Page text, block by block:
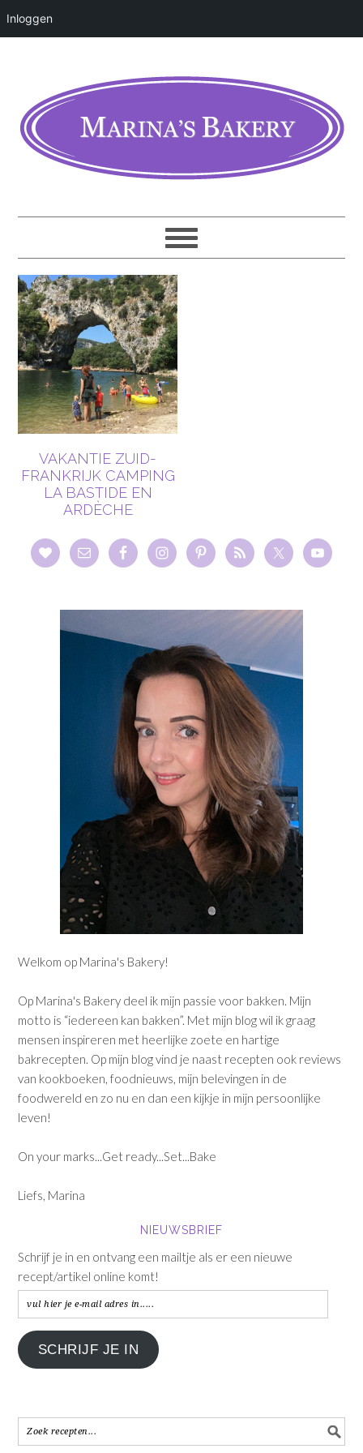
Inloggen
VAKANTIE ZUID-
FRANKRIJK CAMPING
LA BASTIDE EN
ARDÈCHE
Welkom op Marina's Bakery!
Op Marina's Bakery deel ik mijn passie voor bakken. Mijn
motto is “iedereen kan bakken”. Met mijn blog wil ik graag
mensen inspireren met heerlijke zoete en hartige
bakrecepten. Op mijn blog vind je naast recepten ook reviews
van kookboeken, foodnieuws, mijn belevingen in de
foodwereld en zo nu en dan een kijkje in mijn persoonlijke
leven!
On your marks...Get ready...Set...Bake
Liefs, Marina
NIEUWSBRIEF
Schrijf je in en ontvang een mailtje als er een nieuwe
recept/artikel online komt!
vul
hier
je
e-
in.....
SCHRIJF JE IN